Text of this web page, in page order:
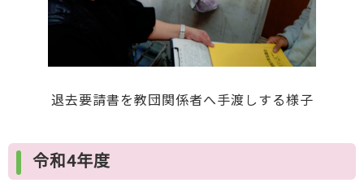
退去要請書を教団関係者へ手渡しする様子
令和4年度